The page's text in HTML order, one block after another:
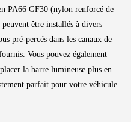
PA66 GF30 (nylon renforcé de
être installés à divers
pré-percés dans les canaux de
Vous pouvez également
la barre lumineuse plus en
parfait pour votre véhicule.